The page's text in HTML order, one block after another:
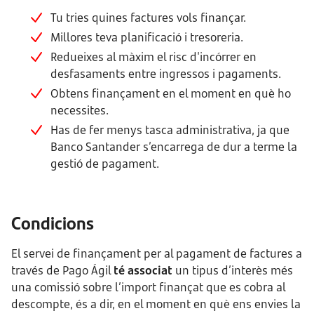
Tu tries quines factures vols finançar.
Millores teva planificació i tresoreria.
Redueixes al màxim el risc d'incórrer en
desfasaments entre ingressos i pagaments.
Obtens finançament en el moment en què ho
necessites.
Has de fer menys tasca administrativa, ja que
Banco Santander s’encarrega de dur a terme la
gestió de pagament.
Condicions
El servei de finançament per al pagament de factures a
través de Pago Ágilté associat un tipus d’interès més
una comissió sobre l’import finançat que es cobra al
descompte, és a dir, en el moment en què ens envies la